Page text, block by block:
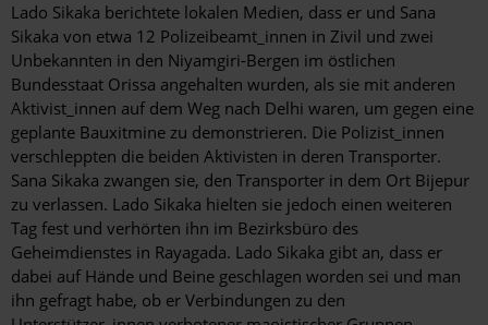
Lado Sikaka berichtete lokalen Medien, dass er und Sana
Sikaka von etwa 12 Polizeibeamt_innen in Zivil und zwei
Unbekannten in den Niyamgiri-Bergen im östlichen
Bundesstaat Orissa angehalten wurden, als sie mit anderen
Aktivist_innen auf dem Weg nach Delhi waren, um gegen eine
geplante Bauxitmine zu demonstrieren. Die Polizist_innen
verschleppten die beiden Aktivisten in deren Transporter.
Sana Sikaka zwangen sie, den Transporter in dem Ort Bijepur
zu verlassen. Lado Sikaka hielten sie jedoch einen weiteren
Tag fest und verhörten ihn im Bezirksbüro des
Geheimdienstes in Rayagada. Lado Sikaka gibt an, dass er
dabei auf Hände und Beine geschlagen worden sei und man
ihn gefragt habe, ob er Verbindungen zu den